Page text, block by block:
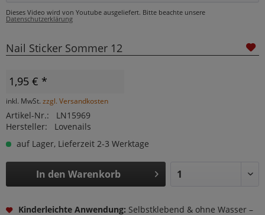
Dieses Video wird von Youtube ausgeliefert. Bitte beachte unsere
Datenschutzerklärung
Nail Sticker Sommer 12
1,95 € *
inkl. MwSt. zzgl. Versandkosten
Artikel-Nr.:
LN15969
Hersteller:
Lovenails
auf Lager, Lieferzeit 2-3 Werktage
In den Warenkorb
Kinderleichte Anwendung: Selbstklebend & ohne Wasser –